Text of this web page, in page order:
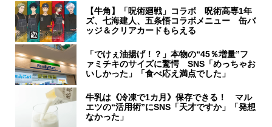
【牛角】「呪術廻戦」コラボ 呪術高専1年
ズ、七海建人、五条悟コラボメニュー 缶バ
ッジ＆クリアカードもらえる
「でけぇ油揚げ！？」本物の“45％増量”フ
ァミチキのサイズに驚愕 SNS「めっちゃお
いしかった」「食べ応え満点でした」
牛乳は《冷凍で1カ月》保存できる！ マル
エツの“活用術”にSNS「天才ですか」「発想
なかった」